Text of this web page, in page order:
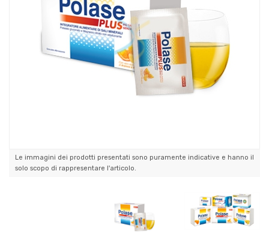
Le immagini dei prodotti presentati sono puramente indicative e hanno il
solo scopo di rappresentare l'articolo.